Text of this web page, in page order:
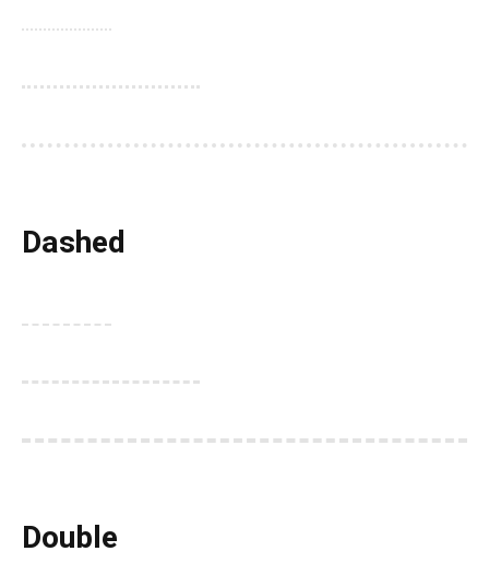
Dashed
Double